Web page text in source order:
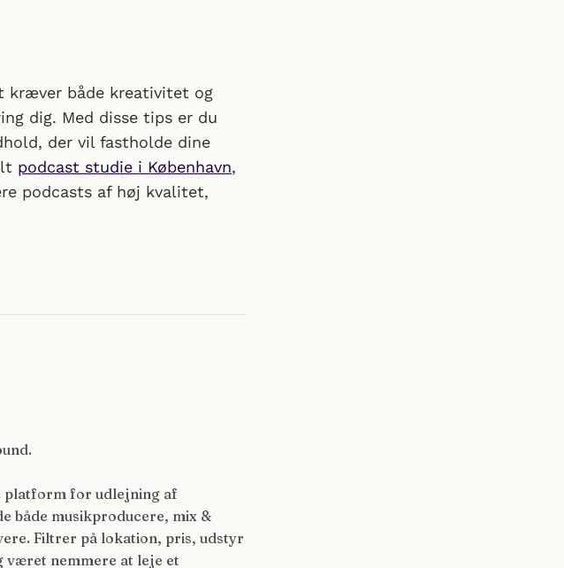
kræver både kreativitet og
dig. Med disse tips er du
der vil fastholde dine
podcast studie i København,
podcasts af høj kvalitet,
platform for udlejning af
både musikproducere, mix &
Filtrer på lokation, pris, udstyr
været nemmere at leje et